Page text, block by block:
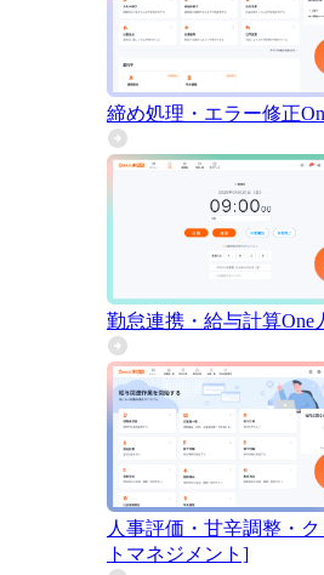
締め処理・エラー修正
勤怠連携・給与計算One
人事評価・甘辛調整・
トマネジメント]